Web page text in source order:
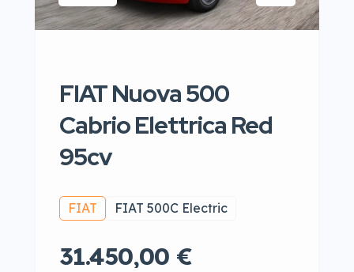
FIAT Nuova 500
Cabrio Elettrica Red
95cv
FIAT FIAT 500C Electric
31.450,00 €